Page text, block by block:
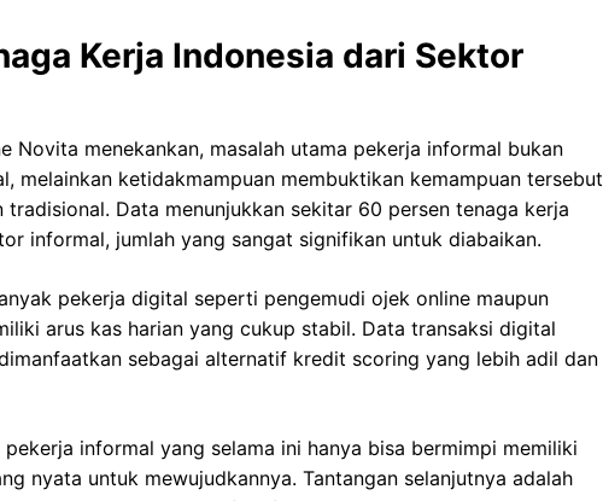
Kerja Indonesia dari Sektor
Novita menekankan, masalah utama pekerja informal bukan
melainkan ketidakmampuan membuktikan kemampuan tersebut
tradisional. Data menunjukkan sekitar 60 persen tenaga kerja
informal, jumlah yang sangat signifikan untuk diabaikan.
pekerja digital seperti pengemudi ojek online maupun
arus kas harian yang cukup stabil. Data transaksi digital
sebagai alternatif kredit scoring yang lebih adil dan
pekerja informal yang selama ini hanya bisa bermimpi memiliki
nyata untuk mewujudkannya. Tantangan selanjutnya adalah